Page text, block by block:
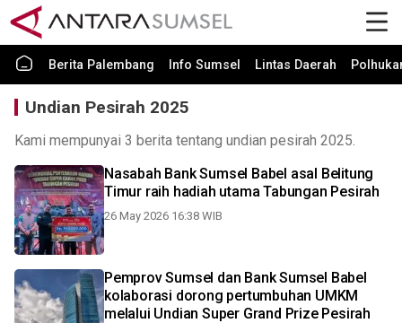
Berita Palembang Info Sumsel Lintas Daerah
Undian Pesirah 2025
Kami mempunyai 3 berita tentang undian pesirah 2025.
Nasabah Bank Sumsel Babel asal Belitung
Timur raih hadiah utama Tabungan Pesirah
26 May 2026 16:38 WIB
Pemprov Sumsel dan Bank Sumsel Babel
kolaborasi dorong pertumbuhan UMKM
melalui Undian Super Grand Prize Pesirah